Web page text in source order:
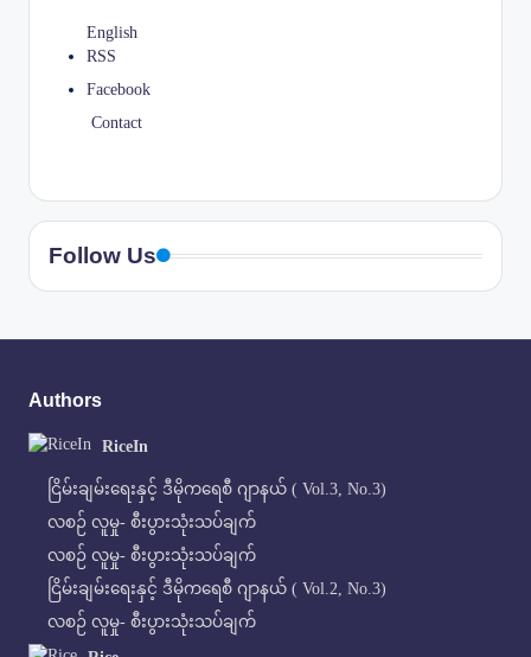
English
RSS
Facebook
Contact
Follow Us
Authors
RiceIn
ငြိမ်းချမ်းရေးနှင့် ဒီမိုကရေစီ ဂျာနယ် ( Vol.3, No.3)
လစဉ် လူမှု- စီးပွားသုံးသပ်ချက်
လစဉ် လူမှု- စီးပွားသုံးသပ်ချက်
ငြိမ်းချမ်းရေးနှင့် ဒီမိုကရေစီ ဂျာနယ် ( Vol.2, No.3)
လစဉ် လူမှု- စီးပွားသုံးသပ်ချက်